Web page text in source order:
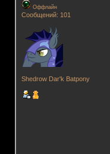
Оффлайн
Сообщений: 101
Shedrow Dar'k Batpony